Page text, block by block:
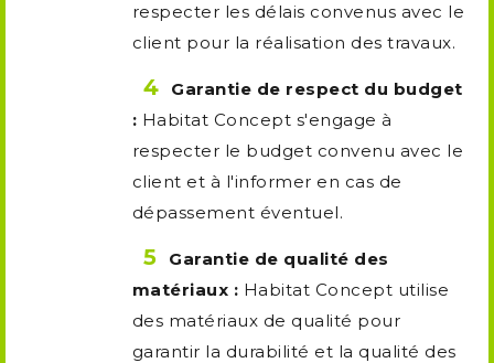
respecter les délais convenus avec le
client pour la réalisation des travaux.
Garantie de respect du budget
: Habitat Concept s'engage à
respecter le budget convenu avec le
client et à l'informer en cas de
dépassement éventuel.
Garantie de qualité des
matériaux : Habitat Concept utilise
des matériaux de qualité pour
garantir la durabilité et la qualité des